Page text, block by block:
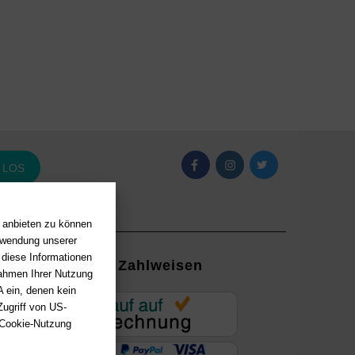
zu können
unserer
Informationen
Ihrer Nutzung
ein, denen kein
von US-
Nutzung
LOS
mit
Zahlweisen